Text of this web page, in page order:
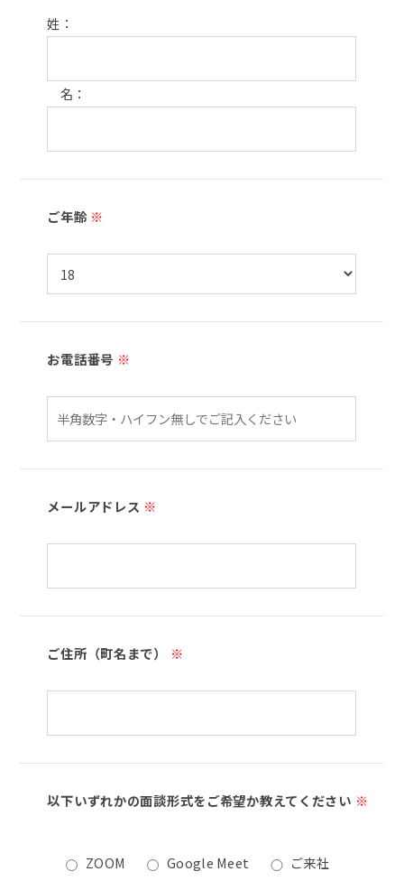
姓：
名：
ご年齢 ※
お電話番号 ※
メールアドレス ※
ご住所（町名まで） ※
以下いずれかの面談形式をご希望か教えてください ※
ZOOM Google Meet ご来社